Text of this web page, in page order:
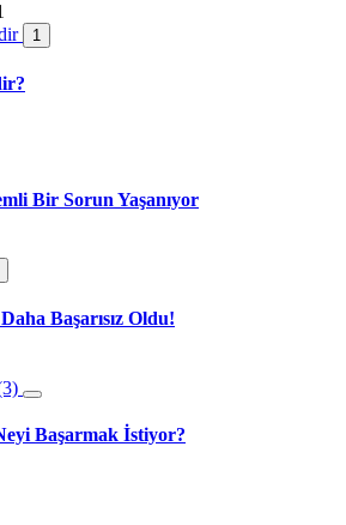
1
Bir Sorun Yaşanıyor
Başarısız Oldu!
Başarmak İstiyor?